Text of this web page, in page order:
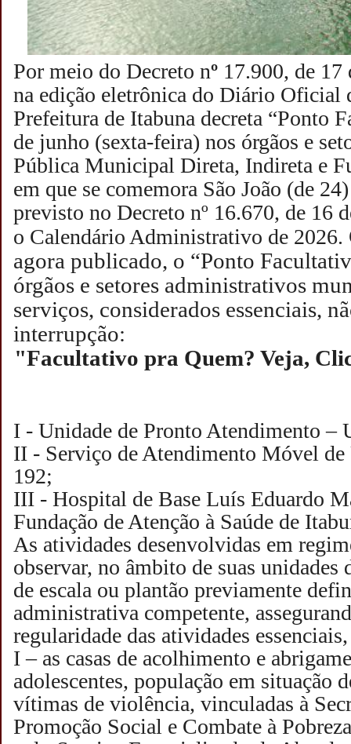
Por meio do Decreto nº 17.900, de
na edição eletrônica do Diário
Prefeitura de Itabuna decreta “Ponto
de junho (sexta-feira) nos órgãos e
Pública Municipal Direta, Indireta e
em que se comemora São João (de
previsto no Decreto nº 16.670, de 16
o Calendário Administrativo de 2026.
agora publicado, o “Ponto
órgãos e setores administrativos
serviços, considerados essenciais,
interrupção:
"Facultativo pra Quem? Veja,
I - Unidade de Pronto Atendimento –
II - Serviço de Atendimento Móvel
192;
III - Hospital de Base Luís Eduardo
Fundação de Atenção à Saúde de
As atividades desenvolvidas em
observar, no âmbito de suas unidades
de escala ou plantão previamente
administrativa competente,
regularidade das atividades
I – as casas de acolhimento e
adolescentes, população em situação
vítimas de violência, vinculadas à
Promoção Social e Combate à